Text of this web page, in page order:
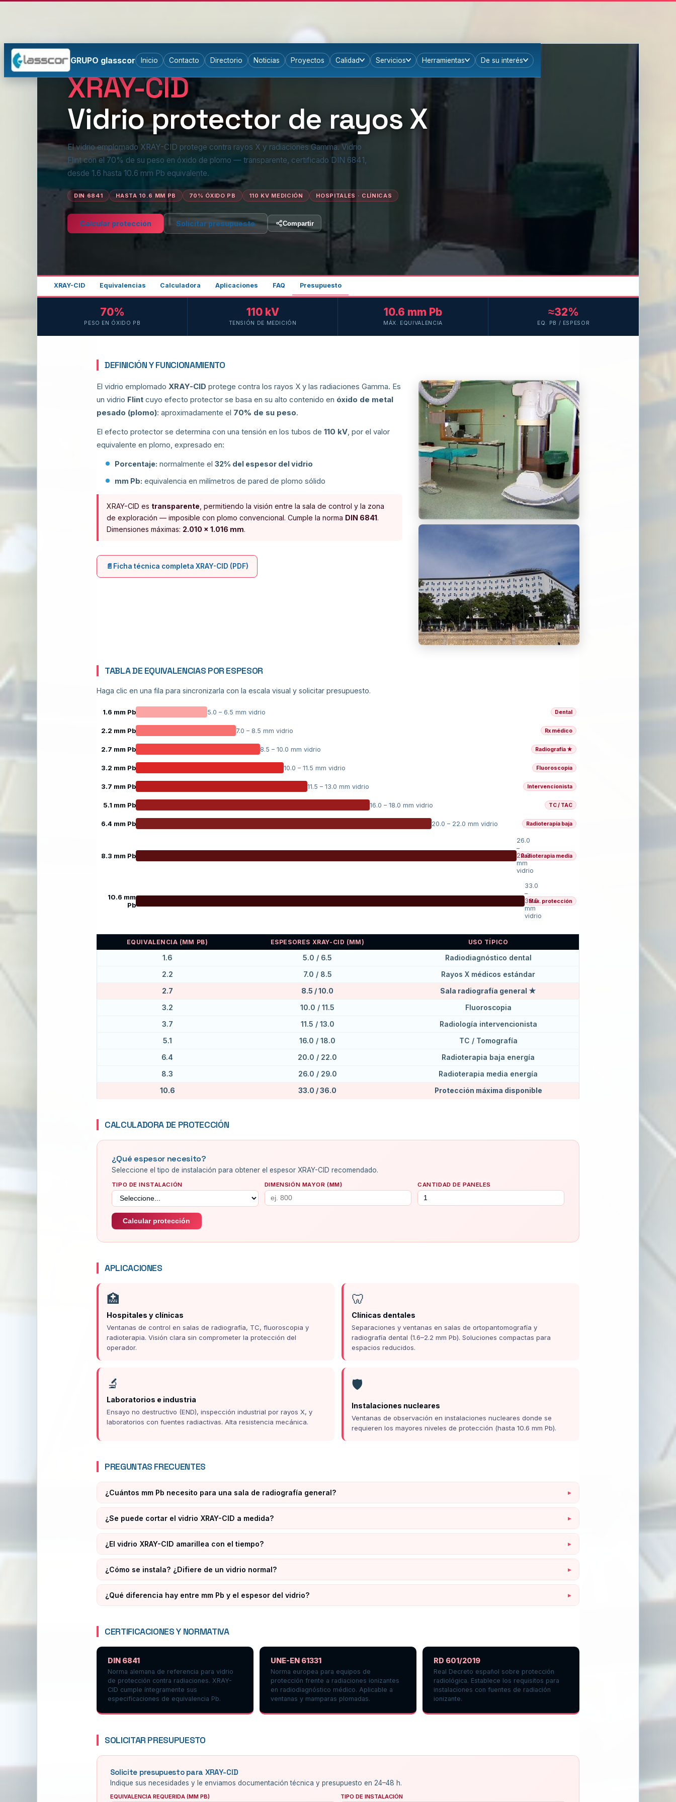
GRUPO glasscor Inicio Contacto Directorio Noticias Proyectos Calidad Servicios Herramientas De su interés
VIDRIOS ESPECIALES · PROTECCIÓN RADIOLÓGICA · GRUPO GLASSCOR
XRAY-CID
Vidrio protector de rayos X
El vidrio emplomado XRAY-CID protege contra rayos X y radiaciones Gamma. Vidrio
Flint con el 70% de su peso en óxido de plomo — transparente, certificado DIN 6841,
desde 1.6 hasta 10.6 mm Pb equivalente.
DIN 6841 HASTA 10.6 MM PB 70% ÓXIDO PB 110 KV MEDICIÓN HOSPITALES · CLÍNICAS
Calcular protección Solicitar presupuesto Compartir
XRAY-CID Equivalencias Calculadora Aplicaciones FAQ Presupuesto
70%
PESO EN ÓXIDO PB
110 kV
TENSIÓN DE MEDICIÓN
10.6 mm Pb
MÁX. EQUIVALENCIA
≈32%
EQ. PB / ESPESOR
DEFINICIÓN Y FUNCIONAMIENTO
El vidrio emplomado XRAY-CID protege contra los rayos X y las radiaciones Gamma. Es
un vidrio Flint cuyo efecto protector se basa en su alto contenido en óxido de metal
pesado (plomo): aproximadamente el 70% de su peso.
El efecto protector se determina con una tensión en los tubos de 110 kV, por el valor
equivalente en plomo, expresado en:
Porcentaje: normalmente el 32% del espesor del vidrio
mm Pb: equivalencia en milímetros de pared de plomo sólido
XRAY-CID es transparente , permitiendo la visión entre la sala de control y la zona
de exploración — imposible con plomo convencional. Cumple la norma DIN 6841.
Dimensiones máximas: 2.010 × 1.016 mm.
Ficha técnica completa XRAY-CID (PDF)
TABLA DE EQUIVALENCIAS POR ESPESOR
Haga clic en una fila para sincronizarla con la escala visual y solicitar presupuesto.
1.6 mm Pb 5.0 – 6.5 mm vidrio Dental
2.2 mm Pb 7.0 – 8.5 mm vidrio Rx médico
2.7 mm Pb 8.5 – 10.0 mm vidrio Radiografía ★
3.2 mm Pb 10.0 – 11.5 mm vidrio Fluoroscopia
3.7 mm Pb 11.5 – 13.0 mm vidrio Intervencionista
5.1 mm Pb 16.0 – 18.0 mm vidrio TC / TAC
6.4 mm Pb 20.0 – 22.0 mm vidrio Radioterapia baja
8.3 mm Pb
26.0
–
29.0
mm
vidrio
Radioterapia media
10.6 mm
Pb
33.0
–
36.0
mm
vidrio
Máx. protección
EQUIVALENCIA (MM PB) ESPESORES XRAY-CID (MM) USO TÍPICO
1.6 5.0 / 6.5 Radiodiagnóstico dental
2.2 7.0 / 8.5 Rayos X médicos estándar
2.7 8.5 / 10.0 Sala radiografía general ★
3.2 10.0 / 11.5 Fluoroscopia
3.7 11.5 / 13.0 Radiología intervencionista
5.1 16.0 / 18.0 TC / Tomografía
6.4 20.0 / 22.0 Radioterapia baja energía
8.3 26.0 / 29.0 Radioterapia media energía
10.6 33.0 / 36.0 Protección máxima disponible
CALCULADORA DE PROTECCIÓN
¿Qué espesor necesito?
Seleccione el tipo de instalación para obtener el espesor XRAY-CID recomendado.
TIPO DE INSTALACIÓN DIMENSIÓN MAYOR (MM) CANTIDAD DE PANELES
Calcular protección
APLICACIONES
🏥
Hospitales y clínicas
Ventanas de control en salas de radiografía, TC, fluoroscopia y
radioterapia. Visión clara sin comprometer la protección del
operador.
🦷
Clínicas dentales
Separaciones y ventanas en salas de ortopantomografía y
radiografía dental (1.6–2.2 mm Pb). Soluciones compactas para
espacios reducidos.
🔬
Laboratorios e industria
Ensayo no destructivo (END), inspección industrial por rayos X, y
laboratorios con fuentes radiactivas. Alta resistencia mecánica.
🛡️
Instalaciones nucleares
Ventanas de observación en instalaciones nucleares donde se
requieren los mayores niveles de protección (hasta 10.6 mm Pb).
PREGUNTAS FRECUENTES
¿Cuántos mm Pb necesito para una sala de radiografía general?
¿Se puede cortar el vidrio XRAY-CID a medida?
¿El vidrio XRAY-CID amarillea con el tiempo?
¿Cómo se instala? ¿Difiere de un vidrio normal?
¿Qué diferencia hay entre mm Pb y el espesor del vidrio?
CERTIFICACIONES Y NORMATIVA
DIN 6841
Norma alemana de referencia para vidrio
de protección contra radiaciones. XRAY-
CID cumple íntegramente sus
especificaciones de equivalencia Pb.
UNE-EN 61331
Norma europea para equipos de
protección frente a radiaciones ionizantes
en radiodiagnóstico médico. Aplicable a
ventanas y mamparas plomadas.
RD 601/2019
Real Decreto español sobre protección
radiológica. Establece los requisitos para
instalaciones con fuentes de radiación
ionizante.
SOLICITAR PRESUPUESTO
Solicite presupuesto para XRAY-CID
Indique sus necesidades y le enviamos documentación técnica y presupuesto en 24–48 h.
EQUIVALENCIA REQUERIDA (MM PB) TIPO DE INSTALACIÓN